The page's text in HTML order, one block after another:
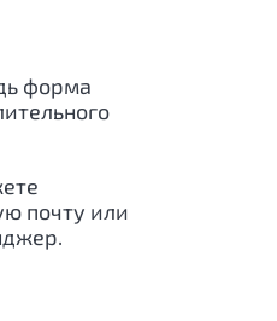
форма
почту или